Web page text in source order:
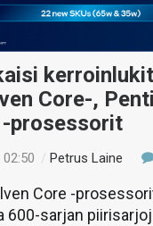
Core-,
-prosessorit
/Petrus Laine
Core -
600-sarjan